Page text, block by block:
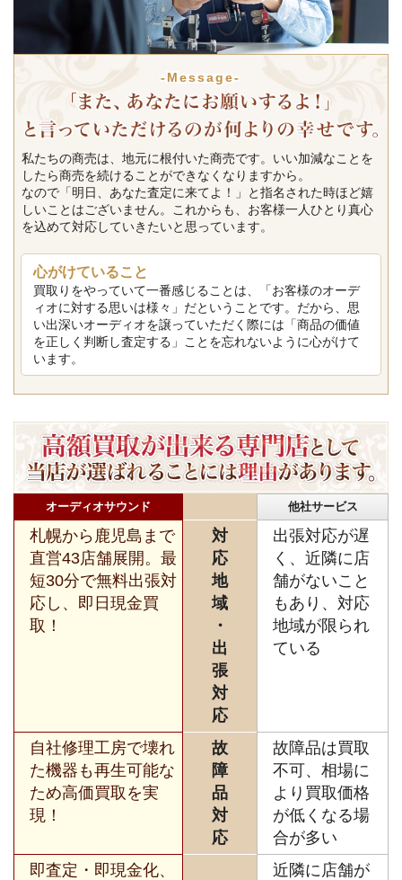
-Message-
私たちの商売は、地元に根付いた商売です。いい加減なことを
したら商売を続けることができなくなりますから。
なので「明日、あなた査定に来てよ！」と指名された時ほど嬉
しいことはございません。これからも、お客様一人ひとり真心
を込めて対応していきたいと思っています。
心がけていること
買取りをやっていて一番感じることは、「お客様のオーデ
ィオに対する思いは様々」だということです。だから、思
い出深いオーディオを譲っていただく際には「商品の価値
を正しく判断し査定する」ことを忘れないように心がけて
います。
オーディオサウンド 他社サービス
札幌から鹿児島まで
直営43店舗展開。最
短30分で無料出張対
応し、即日現金買
取！
対
応
地
域
・
出
張
対
応
出張対応が遅
く、近隣に店
舗がないこと
もあり、対応
地域が限られ
ている
自社修理工房で壊れ
た機器も再生可能な
ため高価買取を実
現！
故
障
品
対
応
故障品は買取
不可、相場に
より買取価格
が低くなる場
合が多い
即査定・即現金化、
近隣に店舗が